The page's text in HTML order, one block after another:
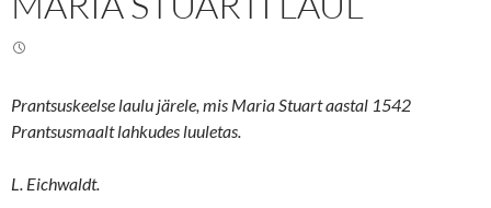
Prantsuskeelse laulu järele, mis Maria Stuart aastal 1542
Prantsusmaalt lahkudes luuletas.
L. Eichwaldt.